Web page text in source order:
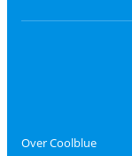
Over Coolblue